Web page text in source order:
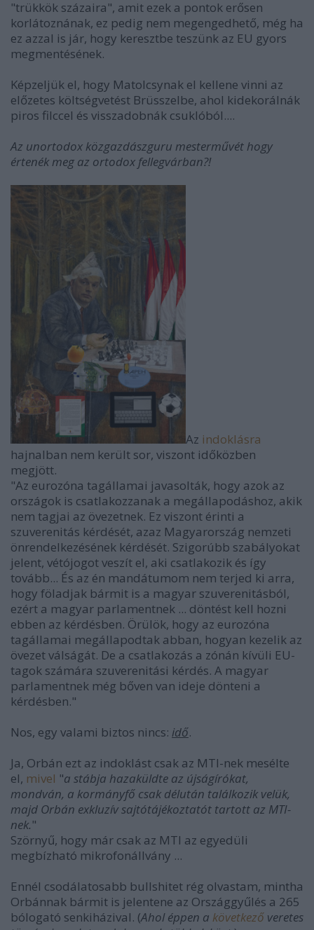
"trükkök százaira", amit ezek a pontok erősen
korlátoznának, ez pedig nem megengedhető, még ha
ez azzal is jár, hogy keresztbe teszünk az EU gyors
megmentésének.
Képzeljük el, hogy Matolcsynak el kellene vinni az
előzetes költségvetést Brüsszelbe, ahol kidekorálnák
piros filccel és visszadobnák csuklóból....
Az unortodox közgazdászguru mesterművét hogy
értenék meg az ortodox fellegvárban?!
Az indoklásra
hajnalban nem került sor, viszont időközben
megjött.
"Az eurozóna tagállamai javasolták, hogy azok az
országok is csatlakozzanak a megállapodáshoz, akik
nem tagjai az övezetnek. Ez viszont érinti a
szuverenitás kérdését, azaz Magyarország nemzeti
önrendelkezésének kérdését. Szigorúbb szabályokat
jelent, vétójogot veszít el, aki csatlakozik és így
tovább... És az én mandátumom nem terjed ki arra,
hogy föladjak bármit is a magyar szuverenitásból,
ezért a magyar parlamentnek ... döntést kell hozni
ebben az kérdésben. Örülök, hogy az eurozóna
tagállamai megállapodtak abban, hogyan kezelik az
övezet válságát. De a csatlakozás a zónán kívüli EU-
tagok számára szuverenitási kérdés. A magyar
parlamentnek még bőven van ideje dönteni a
kérdésben."
Nos, egy valami biztos nincs: idő.
Ja, Orbán ezt az indoklást csak az MTI-nek mesélte
el, mivel "a stábja hazaküldte az újságírókat,
mondván, a kormányfő csak délután találkozik velük,
majd Orbán exkluzív sajtótájékoztatót tartott az MTI-
nek."
Szörnyű, hogy már csak az MTI az egyedüli
megbízható mikrofonállvány ...
Ennél csodálatosabb bullshitet rég olvastam, mintha
Orbánnak bármit is jelentene az Országgyűlés a 265
bólogató senkiházival. (Ahol éppen a következő veretes